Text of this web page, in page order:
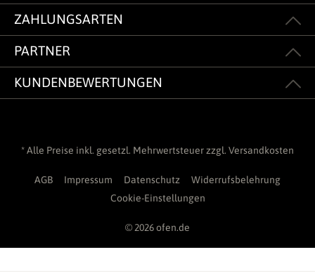
ZAHLUNGSARTEN
PARTNER
KUNDENBEWERTUNGEN
* Alle Preise inkl. gesetzl. Mehrwertsteuer zzgl. Versandkosten
AGB Impressum Datenschutz
Widerrufsbelehrung
Cookie-Einstellungen
© 2026 ofen.de